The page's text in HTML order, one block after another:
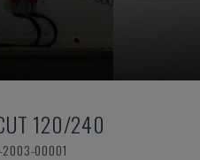
120/240
2003-00001